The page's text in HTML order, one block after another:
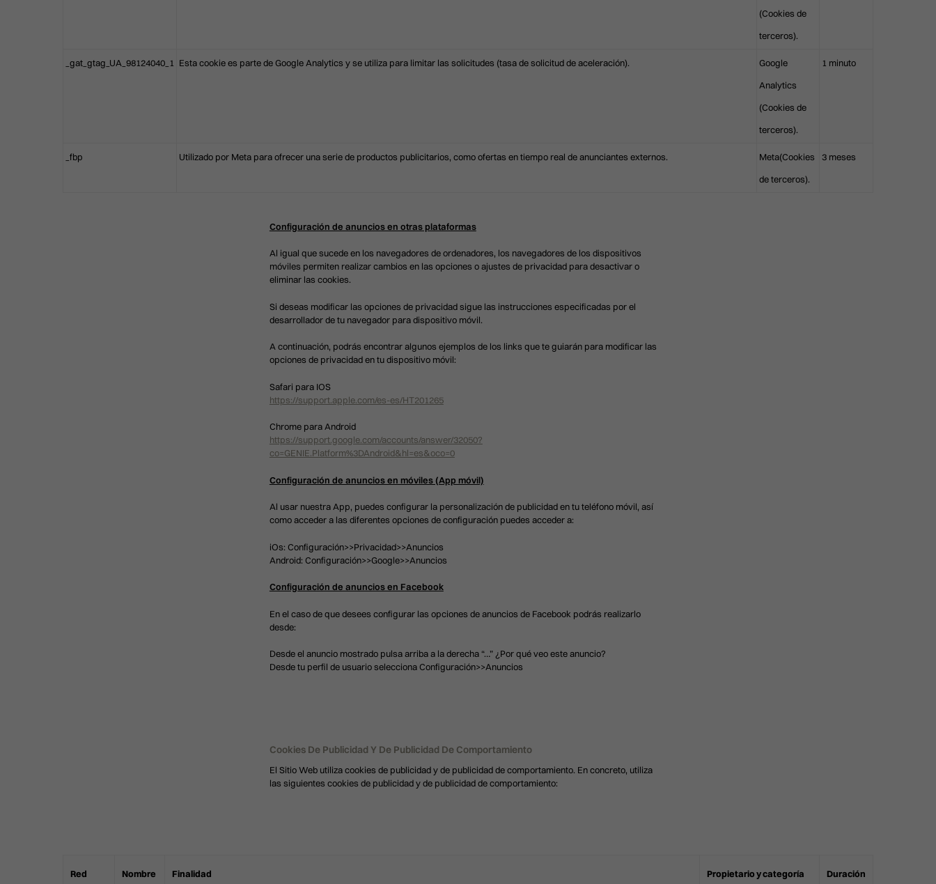
(Cookies de
terceros).
_gat_gtag_UA_98124040_1 Esta cookie es parte de Google Analytics y se utiliza para limitar las solicitudes (tasa de solicitud de aceleración).
Google
Analytics
(Cookies de
terceros).
1 minuto
_fbp Utilizado por Meta para ofrecer una serie de productos publicitarios, como ofertas en tiempo real de anunciantes externos.
Meta(Cookies
de terceros).
3 meses
Configuración de anuncios en otras plataformas
Al igual que sucede en los navegadores de ordenadores, los navegadores de los dispositivos
móviles permiten realizar cambios en las opciones o ajustes de privacidad para desactivar o
eliminar las cookies.
Si deseas modificar las opciones de privacidad sigue las instrucciones especificadas por el
desarrollador de tu navegador para dispositivo móvil.
A continuación, podrás encontrar algunos ejemplos de los links que te guiarán para modificar las
opciones de privacidad en tu dispositivo móvil:
Safari para IOS
https://support.apple.com/es-es/HT201265
Chrome para Android
https://support.google.com/accounts/answer/32050?
co=GENIE.Platform%3DAndroid&hl=es&oco=0
Configuración de anuncios en móviles (App móvil)
Al usar nuestra App, puedes configurar la personalización de publicidad en tu teléfono móvil, así
como acceder a las diferentes opciones de configuración puedes acceder a:
iOs: Configuración>>Privacidad>>Anuncios
Android: Configuración>>Google>>Anuncios
Configuración de anuncios en Facebook
En el caso de que desees configurar las opciones de anuncios de Facebook podrás realizarlo
desde:
Desde el anuncio mostrado pulsa arriba a la derecha “…” ¿Por qué veo este anuncio?
Desde tu perfil de usuario selecciona Configuración>>Anuncios
Cookies De Publicidad Y De Publicidad De Comportamiento
El Sitio Web utiliza cookies de publicidad y de publicidad de comportamiento. En concreto, utiliza
las siguientes cookies de publicidad y de publicidad de comportamiento:
Red Nombre Finalidad Propietario y categoría Duración
infovalencia@clinicasbarber.com
Ercilla Kalea, 6, Abando
911 21 24 27
info@clinicasbarber.com